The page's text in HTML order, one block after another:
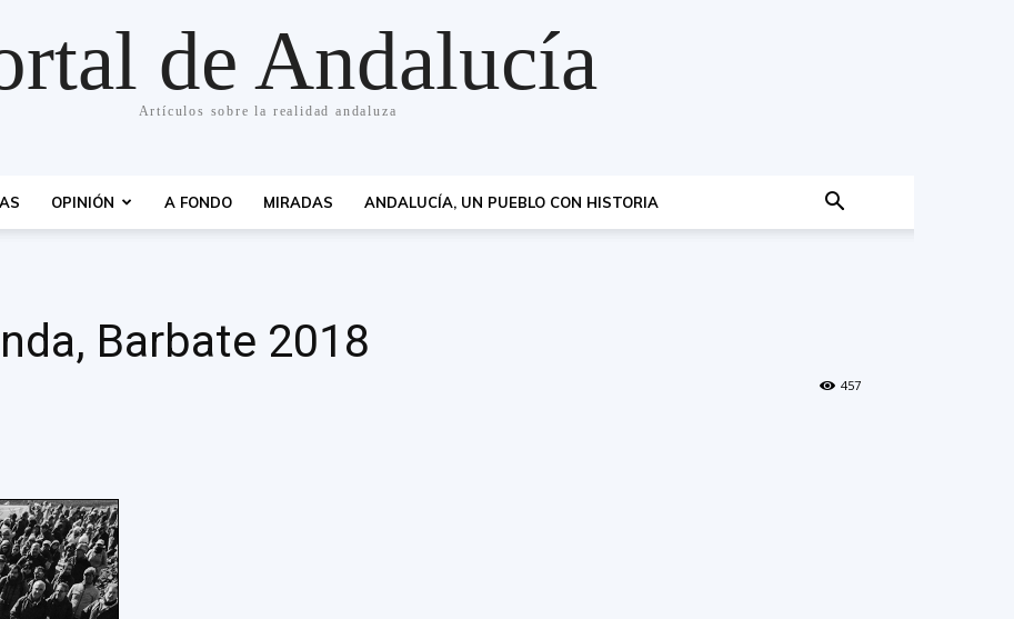
de Andalucía
Artículos sobre la realidad andaluza
OPINIÓN A FONDO MIRADAS ANDALUCÍA, UN PUEBLO CON HISTORIA
Barbate 2018
457